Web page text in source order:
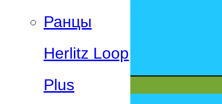
Ранцы
Herlitz Loop
Plus